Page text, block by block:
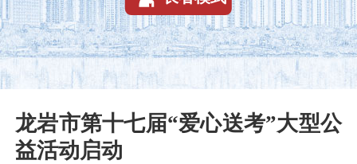
龙岩市第十七届“爱心送考”大型公
益活动启动